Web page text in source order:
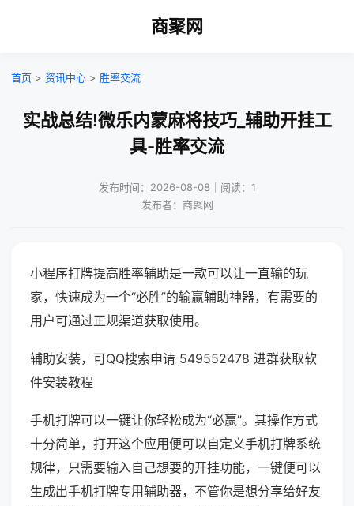
商聚网
首页 > 资讯中心 > 胜率交流
实战总结!微乐内蒙麻将技巧_辅助开挂工
具-胜率交流
发布时间：2026-08-08｜阅读：1
发布者：商聚网
小程序打牌提高胜率辅助是一款可以让一直输的玩
家，快速成为一个“必胜”的输赢辅助神器，有需要的
用户可通过正规渠道获取使用。
辅助安装，可QQ搜索申请 549552478 进群获取软
件安装教程
手机打牌可以一键让你轻松成为“必赢”。其操作方式
十分简单，打开这个应用便可以自定义手机打牌系统
规律，只需要输入自己想要的开挂功能，一键便可以
生成出手机打牌专用辅助器，不管你是想分享给好友